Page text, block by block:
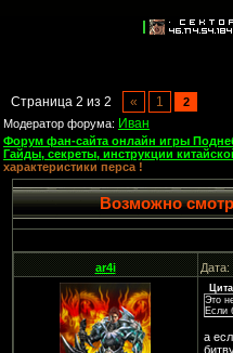
Страница 2 из 2 « 1
2
Модератор форума: Иван
Форум фан-сайта онлайн игры
Гайды, секреты, инструкции
характеристики перса !
Возможно
ar4i Дата:
Это
Если
а